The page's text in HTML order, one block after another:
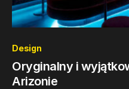
Design
Oryginalny i
Arizonie